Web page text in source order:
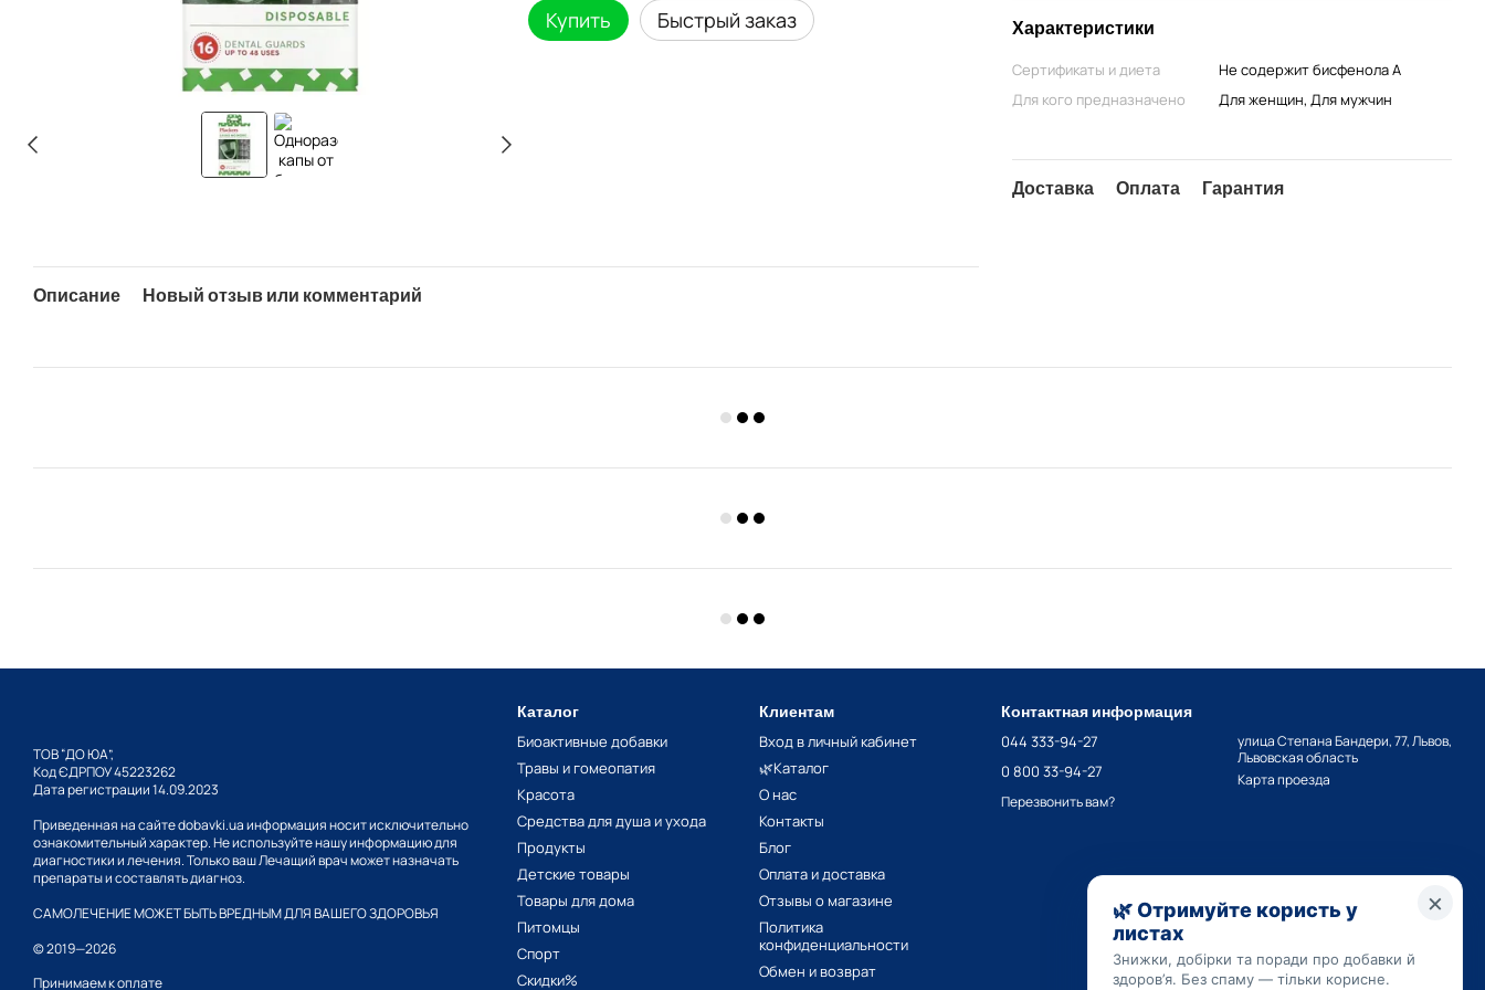
Купить Быстрый заказ Характеристики
Сертификаты и диета
Не содержит бисфенола А
Для кого предназначено
Для женщин, Для мужчин
Доставка Оплата Гарантия
Описание Новый отзыв или комментарий
ТОВ “ДО ЮА”,
Код ЄДРПОУ 45223262
Дата регистрации 14.09.2023
Приведенная на сайте dobavki.ua информация носит исключительно
ознакомительный характер. Не используйте нашу информацию для
диагностики и лечения. Только ваш Лечащий врач может назначать
препараты и составлять диагноз.
САМОЛЕЧЕНИЕ МОЖЕТ БЫТЬ ВРЕДНЫМ ДЛЯ ВАШЕГО ЗДОРОВЬЯ
© 2019—2026
Принимаем к оплате
Каталог
Биоактивные добавки
Травы и гомеопатия
Красота
Средства для душа и ухода
Продукты
Детские товары
Товары для дома
Питомцы
Спорт
Скидки%
Клиентам
Вход в личный кабинет
🌿Каталог
О нас
Контакты
Блог
Оплата и доставка
Отзывы о магазине
Политика
конфиденциальности
Обмен и возврат
Контактная информация
044 333-94-27
0 800 33-94-27
Перезвонить вам?
улица Степана Бандери, 77, Львов,
Львовская область
Карта проезда